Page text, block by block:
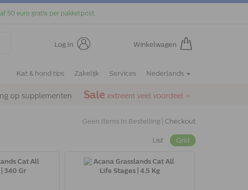
50 euro gratis per pakketpost.
Log In Winkelwagen
Kat & hond tips Zakelijk Services Nederlands
op supplementen Sale extreem veel voordeel >
Geen Items In Bestelling | Checkout
List Grid